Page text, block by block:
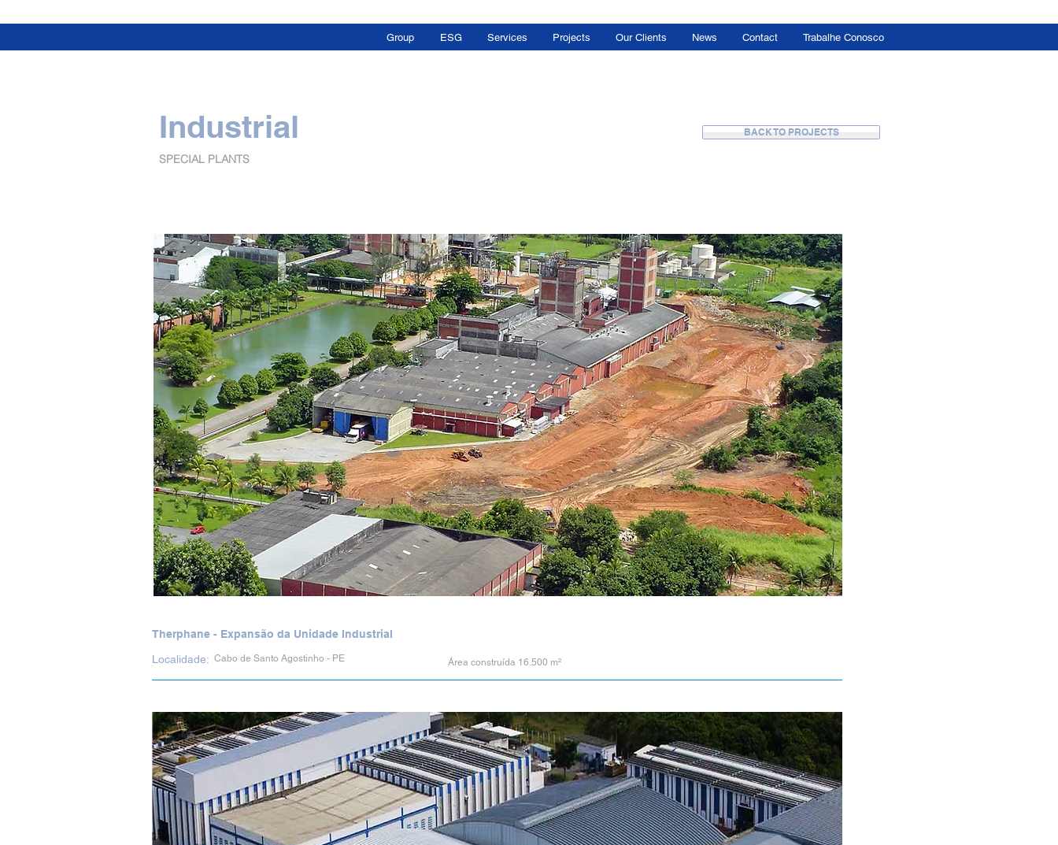
Group ESG Services Projects Our Clients News Contact Trabalhe Conosco
Industrial
SPECIAL PLANTS
BACK TO PROJECTS
Therphane - Expansão da Unidade Industrial
Localidade: Cabo de Santo Agostinho - PE Área construída 16.500 m²